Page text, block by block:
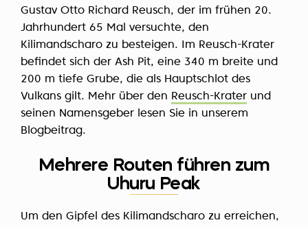
Gustav Otto Richard Reusch, der im frühen 20.
Jahrhundert 65 Mal versuchte, den
Kilimandscharo zu besteigen. Im Reusch-Krater
befindet sich der Ash Pit, eine 340 m breite und
200 m tiefe Grube, die als Hauptschlot des
Vulkans gilt. Mehr über den Reusch-Krater und
seinen Namensgeber lesen Sie in unserem
Blogbeitrag.
Mehrere Routen führen zum
Uhuru Peak
Um den Gipfel des Kilimandscharo zu erreichen,